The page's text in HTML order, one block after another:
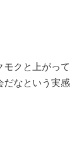
クと上がって
だなという実感